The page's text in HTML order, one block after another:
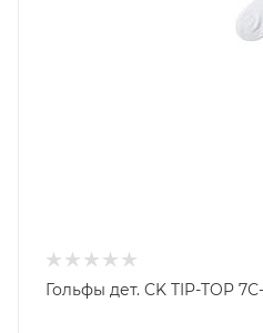
Гольфы дет. CK TIP-TOP